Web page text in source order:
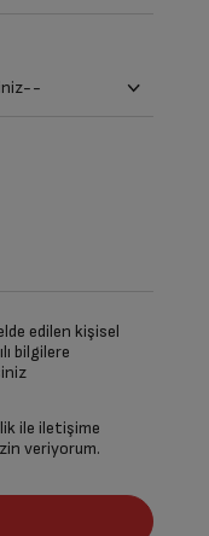
edilen kişisel
bilgilere
ile iletişime
veriyorum.